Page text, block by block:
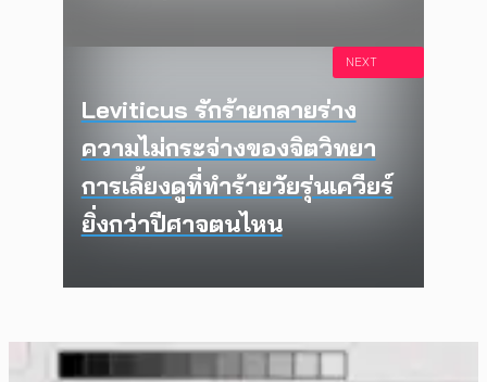
Leviticus รักร้ายกลายร่าง
ความไม่กระจ่างของจิตวิทยา
การเลี้ยงดูที่ทำร้ายวัยรุ่นเควียร์
ยิ่งกว่าปีศาจตนไหน
NEXT